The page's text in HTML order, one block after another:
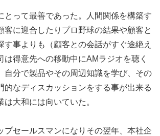
とって最善であった。人間関係を構築す
客に迎合したりプロ野球の結果や顧客と
す事よりも（顧客との会話がすぐ途絶え
は得意先への移動中にAMラジオを聴く
自分で製品やその周辺知識を学び、その
的なディスカッションをする事が出来る
は大和には向いていた。
プセールスマンになりその翌年、本社企